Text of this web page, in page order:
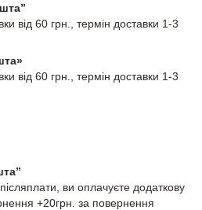
від 60 грн., термін доставки 1-3
від 60 грн., термін доставки 1-3
ви оплачуєте додаткову
+20грн. за повернення